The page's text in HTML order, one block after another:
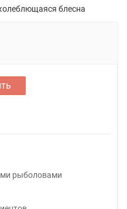
блесна
рыболовами